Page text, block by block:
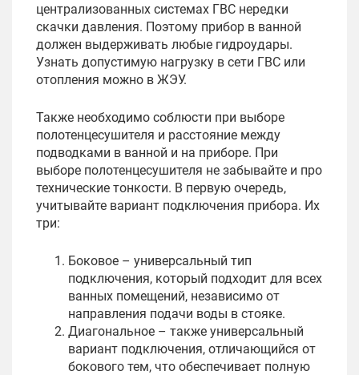
централизованных системах ГВС нередки
скачки давления. Поэтому прибор в ванной
должен выдерживать любые гидроудары.
Узнать допустимую нагрузку в сети ГВС или
отопления можно в ЖЭУ.
Также необходимо соблюсти при выборе
полотенцесушителя и расстояние между
подводками в ванной и на приборе. При
выборе полотенцесушителя не забывайте и про
технические тонкости. В первую очередь,
учитывайте вариант подключения прибора. Их
три:
Боковое – универсальный тип
подключения, который подходит для всех
ванных помещений, независимо от
направления подачи воды в стояке.
Диагональное – также универсальный
вариант подключения, отличающийся от
бокового тем, что обеспечивает полную